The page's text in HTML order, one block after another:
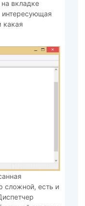
вкладке
интересующая
какая
сложной, есть и